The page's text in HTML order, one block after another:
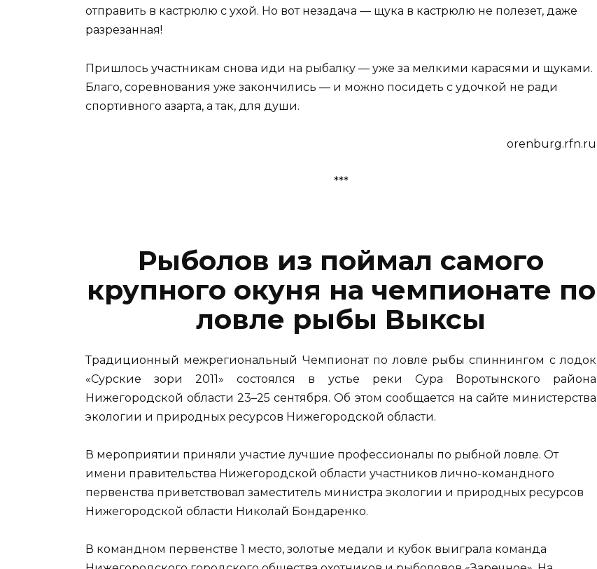
отправить в кастрюлю с ухой. Но вот незадача — щука в кастрюлю не полезет, даже
разрезанная!
Пришлось участникам снова иди на рыбалку — уже за мелкими карасями и щуками.
Благо, соревнования уже закончились — и можно посидеть с удочкой не ради
спортивного азарта, а так, для души.
orenburg.rfn.ru
***
Рыболов из поймал самого
крупного окуня на чемпионате по
ловле рыбы Выксы
Традиционный межрегиональный Чемпионат по ловле рыбы спиннингом с лодок
«Сурские зори 2011» состоялся в устье реки Сура Воротынского района
Нижегородской области 23–25 сентября. Об этом сообщается на сайте министерства
экологии и природных ресурсов Нижегородской области.
В мероприятии приняли участие лучшие профессионалы по рыбной ловле. От
имени правительства Нижегородской области участников лично-командного
первенства приветствовал заместитель министра экологии и природных ресурсов
Нижегородской области Николай Бондаренко.
В командном первенстве 1 место, золотые медали и кубок выиграла команда